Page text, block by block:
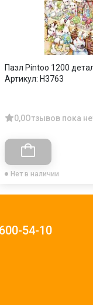
Пазл Pintoo 1200
Артикул: H3763
0,0Отзывов пока
Нет в наличии
54-10